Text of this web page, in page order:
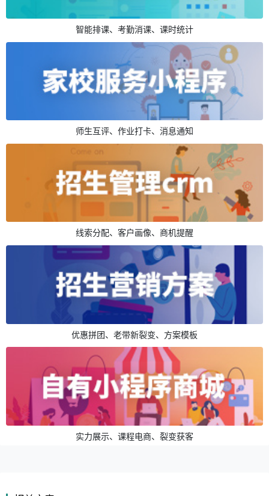
智能排课、考勤消课、课时统计
师生互评、作业打卡、消息通知
线索分配、客户画像、商机提醒
优惠拼团、老带新裂变、方案模板
实力展示、课程电商、裂变获客